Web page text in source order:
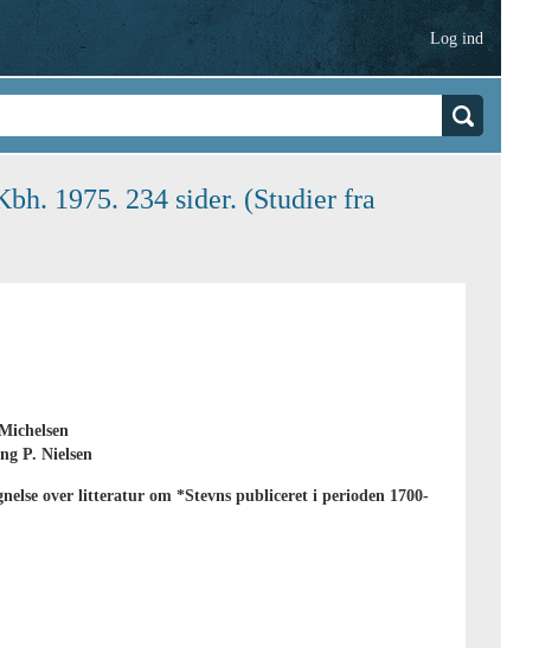
Log ind
1975. 234 sider. (Studier fra
P. Nielsen
over litteratur om *Stevns publiceret i perioden 1700-